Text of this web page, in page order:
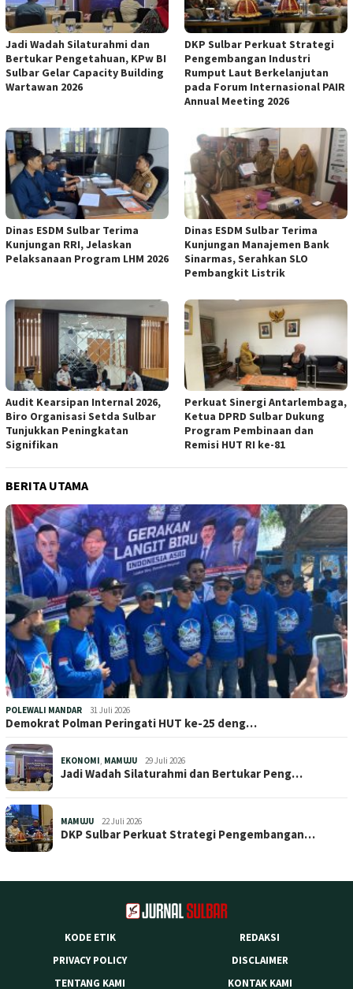
Jadi Wadah Silaturahmi dan
Bertukar Pengetahuan, KPw BI
Sulbar Gelar Capacity Building
Wartawan 2026
DKP Sulbar Perkuat Strategi
Pengembangan Industri
Rumput Laut Berkelanjutan
pada Forum Internasional PAIR
Annual Meeting 2026
Dinas ESDM Sulbar Terima
Kunjungan RRI, Jelaskan
Pelaksanaan Program LHM 2026
Dinas ESDM Sulbar Terima
Kunjungan Manajemen Bank
Sinarmas, Serahkan SLO
Pembangkit Listrik
Audit Kearsipan Internal 2026,
Biro Organisasi Setda Sulbar
Tunjukkan Peningkatan
Signifikan
Perkuat Sinergi Antarlembaga,
Ketua DPRD Sulbar Dukung
Program Pembinaan dan
Remisi HUT RI ke-81
BERITA UTAMA
POLEWALI MANDAR 31 Juli 2026
Demokrat Polman Peringati HUT ke-25 deng…
EKONOMI MAMUJU 29 Juli 2026
Jadi Wadah Silaturahmi dan Bertukar Peng…
MAMUJU 22 Juli 2026
DKP Sulbar Perkuat Strategi Pengembangan…
KODE ETIK
REDAKSI
PRIVACY POLICY
DISCLAIMER
TENTANG KAMI
KONTAK KAMI